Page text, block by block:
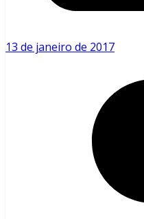
13 de janeiro de 2017